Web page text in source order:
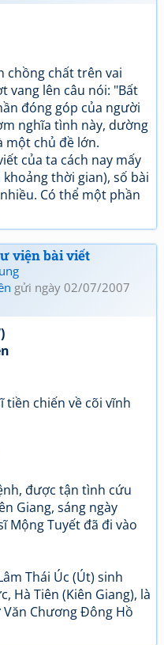
chồng chất trên vai
vang lên câu nói: "Bất
đóng góp của người
nghĩa tình này, dường
một chủ đề lớn.
của ta cách nay mấy
thời gian), số bài
Có thể một phần
viện bài viết
gửi ngày 02/07/2007
tiền chiến về cõi vĩnh
được tận tình cứu
Giang, sáng ngày
Mộng Tuyết đã đi vào
Thái Úc (Út) sinh
Hà Tiên (Kiên Giang), là
Chương Đông Hồ